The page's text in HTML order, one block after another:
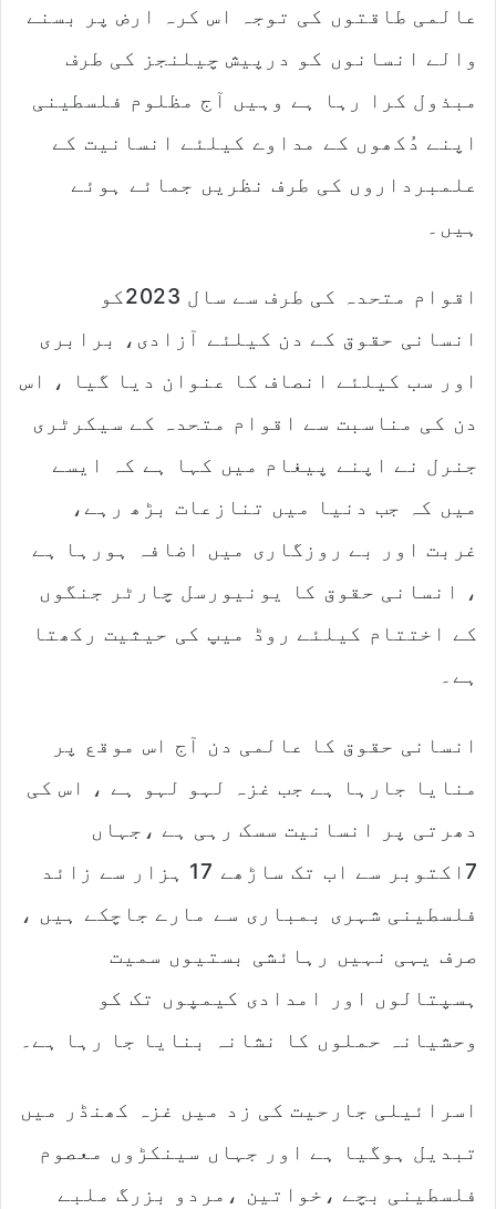
عالمی طاقتوں کی توجہ اس کرہ ارض پر بسنے
والے انسانوں کو درپیش چیلنجز کی طرف
مبذول کرا رہا ہے وہیں آج مظلوم فلسطینی
اپنے دُکھوں کے مداوے کیلئے انسانیت کے
علمبرداروں کی طرف نظریں جمائے ہوئے
ہیں۔
اقوام متحدہ کی طرف سے سال 2023کو
انسانی حقوق کے دن کیلئے آزادی، برابری
اور سب کیلئے انصاف کا عنوان دیا گیا ، اس
دن کی مناسبت سے اقوام متحدہ کے سیکرٹری
جنرل نے اپنے پیغام میں کہا ہے کہ ایسے
میں کہ جب دنیا میں تنازعات بڑھ رہے،
غربت اور بے روزگاری میں اضافہ ہورہا ہے
، انسانی حقوق کا یونیورسل چارٹر جنگوں
کے اختتام کیلئے روڈ میپ کی حیثیت رکھتا
ہے۔
انسانی حقوق کا عالمی دن آج اس موقع پر
منایا جارہا ہے جب غزہ لہو لہو ہے ، اس کی
دھرتی پر انسانیت سسک رہی ہے ،جہاں
7اکتوبر سے اب تک ساڑھے 17 ہزار سے زائد
فلسطینی شہری بمباری سے مارے جاچکے ہیں ،
صرف یہی نہیں رہائشی بستیوں سمیت
ہسپتالوں اور امدادی کیمپوں تک کو
وحشیانہ حملوں کا نشانہ بنایا جا رہا ہے۔
اسرائیلی جارحیت کی زد میں غزہ کھنڈر میں
تبدیل ہوگیا ہے اور جہاں سینکڑوں معصوم
فلسطینی بچے ،خواتین ،مردو بزرگ ملبے